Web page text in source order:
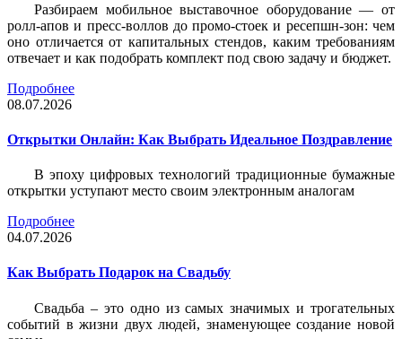
Разбираем мобильное выставочное оборудование — от
ролл-апов и пресс-воллов до промо-стоек и ресепшн-зон: чем
оно отличается от капитальных стендов, каким требованиям
отвечает и как подобрать комплект под свою задачу и бюджет.
Подробнее
08.07.2026
Открытки Онлайн: Как Выбрать Идеальное Поздравление
В эпоху цифровых технологий традиционные бумажные
открытки уступают место своим электронным аналогам
Подробнее
04.07.2026
Как Выбрать Подарок на Свадьбу
Свадьба – это одно из самых значимых и трогательных
событий в жизни двух людей, знаменующее создание новой